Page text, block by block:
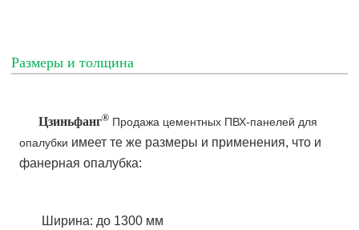
Размеры и толщина
Цзиньфанг® Продажа цементных ПВХ-панелей для
опалубки имеет те же размеры и применения, что и
фанерная опалубка:
Ширина: до 1300 мм